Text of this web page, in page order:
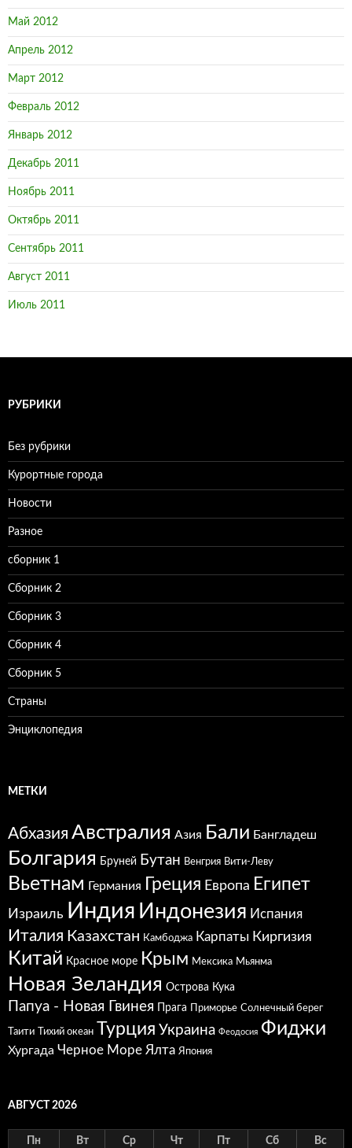
Май 2012
Апрель 2012
Март 2012
Февраль 2012
Январь 2012
Декабрь 2011
Ноябрь 2011
Октябрь 2011
Сентябрь 2011
Август 2011
Июль 2011
РУБРИКИ
Без рубрики
Курортные города
Новости
Разное
сборник 1
Сборник 2
Сборник 3
Сборник 4
Сборник 5
Страны
Энциклопедия
МЕТКИ
Абхазия Австралия Азия Бали Бангладеш
Болгария Бруней Бутан Венгрия Вити-Леву
Вьетнам Германия Греция Европа Египет
Израиль Индия Индонезия Испания
Италия Казахстан Камбоджа Карпаты Киргизия
Китай Красное море Крым Мексика Мьянма
Новая Зеландия Острова Кука
Папуа - Новая Гвинея Прага Приморье Солнечный берег
Таити Тихий океан Турция Украина Феодосия Фиджи
Хургада Черное Море Ялта Япония
АВГУСТ 2026
Пн Вт Ср Чт Пт Сб Вс